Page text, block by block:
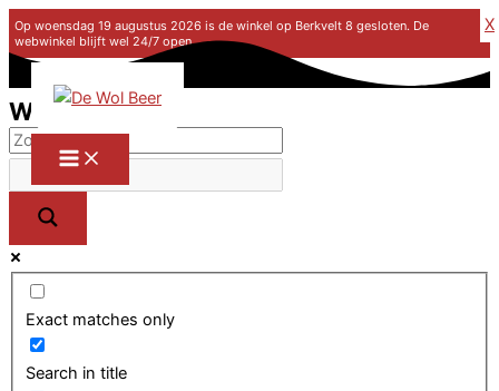
Op woensdag 19 augustus 2026 is de winkel op Berkvelt 8 gesloten. De
webwinkel blijft wel 24/7 open.
X
Winkel
Exact matches only
Search in title